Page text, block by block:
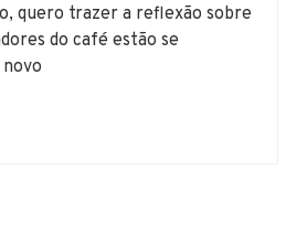
quero trazer a reflexão sobre
do café estão se